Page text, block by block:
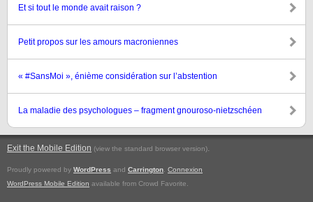
Et si tout le monde avait raison ?
Petit propos sur les amours macroniennes
« #SansMoi », énième considération sur l’abstention
La maladie des psychologues – fragment gnouroso-nietzschéen
Exit the Mobile Edition (view the standard browser version).
Proudly powered by WordPress and Carrington Connexion
WordPress Mobile Edition available from Crowd Favorite.